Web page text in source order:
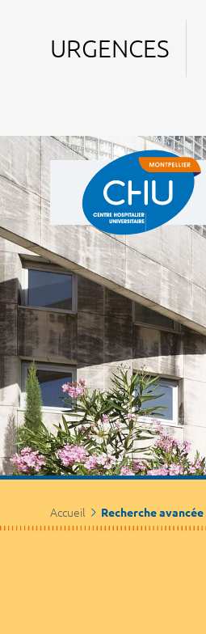
URGENCES
Accueil Recherche avancée